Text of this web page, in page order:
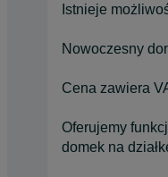
Istnieje
Nowoczesny
Cena zawiera
Oferujemy
domek na